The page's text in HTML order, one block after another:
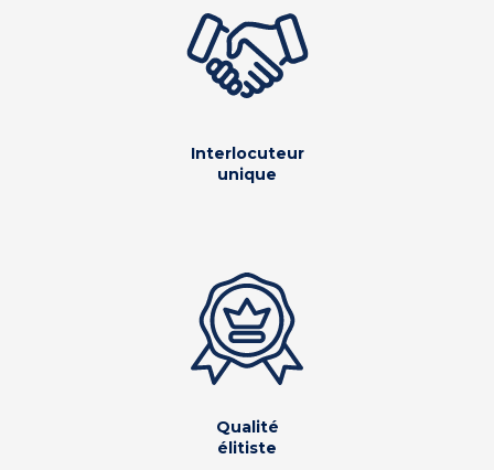
Interlocuteur
unique
Qualité
élitiste